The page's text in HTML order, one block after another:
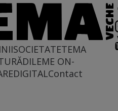
SOCIETATETEMA
DILEME ON-
DIGITALContact